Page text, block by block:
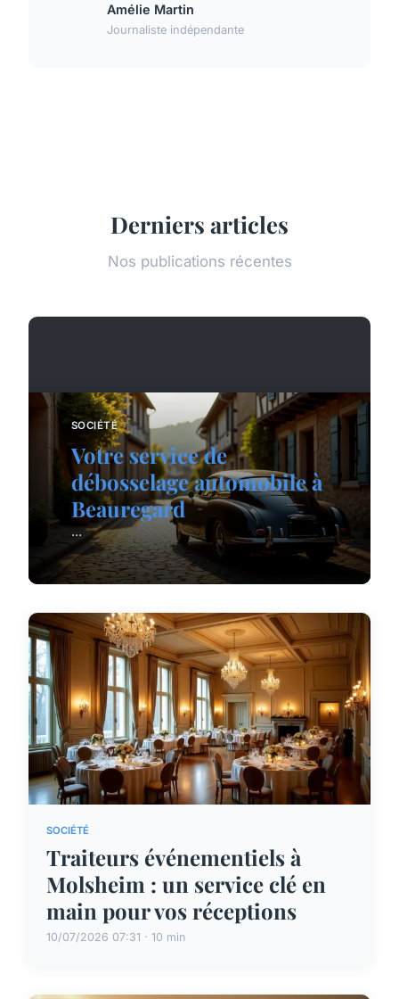
Amélie Martin
Journaliste indépendante
Derniers articles
Nos publications récentes
SOCIÉTÉ
Votre service de
débosselage automobile à
Beauregard
...
SOCIÉTÉ
Traiteurs événementiels à
Molsheim : un service clé en
main pour vos réceptions
10/07/2026 07:31 · 10 min